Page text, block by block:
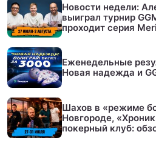
Новости недели:
выиграл турнир
проходит серия
Еженедельные
Новая надежда и
Шахов в «режиме
Новгороде,
покерный клуб: